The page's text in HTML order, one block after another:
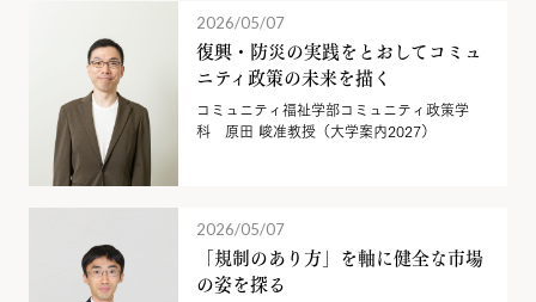
2026/05/07
復興・防災の実践をとおしてコミュ
ニティ政策の未来を描く
コミュニティ福祉学部コミュニティ政策学
科 原田 峻准教授（大学案内2027）
2026/05/07
「規制のあり方」を軸に健全な市場
の姿を探る